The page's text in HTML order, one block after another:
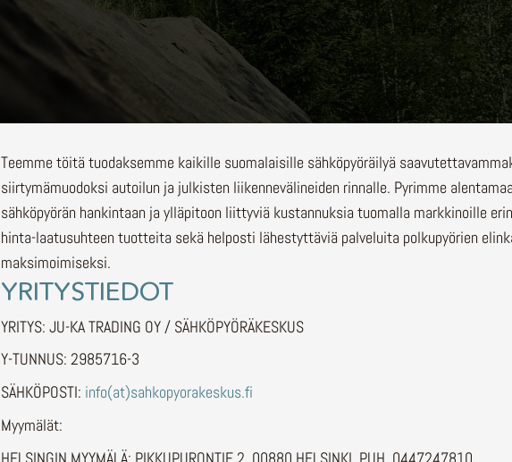
Teemme töitä tuodaksemme kaikille suomalaisille sähköpyöräilyä
siirtymämuodoksi autoilun ja julkisten liikennevälineiden rinnalle. Pyrimme
sähköpyörän hankintaan ja ylläpitoon liittyviä kustannuksia tuomalla markkinoille
hinta-laatusuhteen tuotteita sekä helposti lähestyttäviä palveluita polkupyörien
maksimoimiseksi.
YRITYSTIEDOT
YRITYS: JU-KA TRADING OY / SÄHKÖPYÖRÄKESKUS
Y-TUNNUS: 2985716-3
SÄHKÖPOSTI: info(at)sahkopyorakeskus.fi
Myymälät: